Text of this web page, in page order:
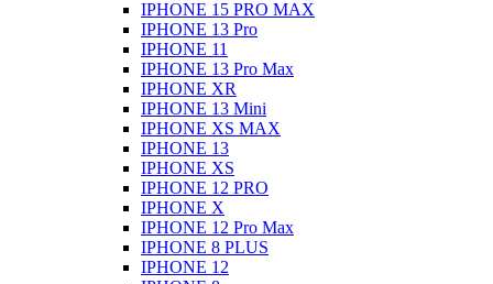
IPHONE 15 PRO MAX
IPHONE 13 Pro
IPHONE 11
IPHONE 13 Pro Max
IPHONE XR
IPHONE 13 Mini
IPHONE XS MAX
IPHONE 13
IPHONE XS
IPHONE 12 PRO
IPHONE X
IPHONE 12 Pro Max
IPHONE 8 PLUS
IPHONE 12